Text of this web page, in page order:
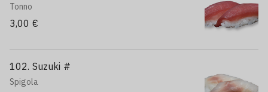
Tonno
3,00 €
102. Suzuki #
Spigola